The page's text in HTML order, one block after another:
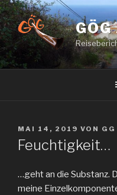
Zum
Inhalt
springen
GÖG
VERÖFFENTLICHT
AM
MAI 14, 2019 VON GG
Feuchtigkeit…
…geht an die Substanz.
meine